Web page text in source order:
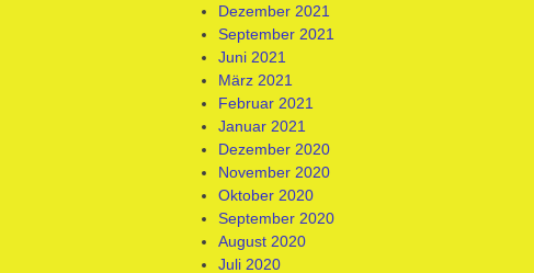
Dezember 2021
September 2021
Juni 2021
März 2021
Februar 2021
Januar 2021
Dezember 2020
November 2020
Oktober 2020
September 2020
August 2020
Juli 2020